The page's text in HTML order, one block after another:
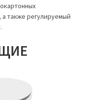
также регулируемый